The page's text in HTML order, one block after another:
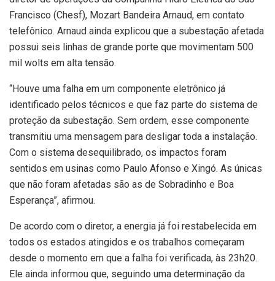
Francisco (Chesf), Mozart Bandeira Arnaud, em contato
telefônico. Arnaud ainda explicou que a subestação afetada
possui seis linhas de grande porte que movimentam 500
mil wolts em alta tensão.
“Houve uma falha em um componente eletrônico já
identificado pelos técnicos e que faz parte do sistema de
proteção da subestação. Sem ordem, esse componente
transmitiu uma mensagem para desligar toda a instalação.
Com o sistema desequilibrado, os impactos foram
sentidos em usinas como Paulo Afonso e Xingó. As únicas
que não foram afetadas são as de Sobradinho e Boa
Esperança”, afirmou.
De acordo com o diretor, a energia já foi restabelecida em
todos os estados atingidos e os trabalhos começaram
desde o momento em que a falha foi verificada, às 23h20.
Ele ainda informou que, seguindo uma determinação da